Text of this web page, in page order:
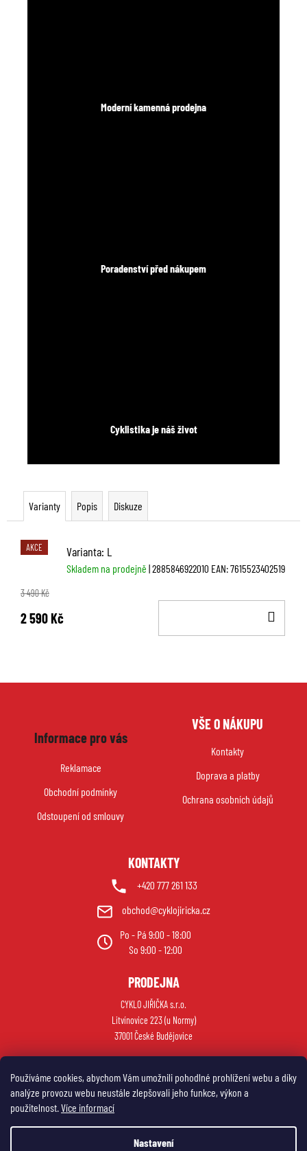
Používáme cookies, abychom Vám umožnili pohodlné prohlížení webu a díky
analýze provozu webu neustále zlepšovali jeho funkce, výkon a
použitelnost.Více informací
Nastavení
Moderní kamenná prodejna
Poradenství před nákupem
Cyklistika je náš život
Varianty Popis Diskuze
AKCE Varianta: L
Skladem na prodejně | 2885846922010 EAN:7615523402519
3 490 Kč
2 590 Kč
Informace pro vás
Reklamace
Obchodní podmínky
Odstoupení od smlouvy
VŠE O NÁKUPU
Kontakty
Doprava a platby
Ochrana osobních údajů
KONTAKTY
+420 777 261 133
obchod@cyklojiricka.cz
Po - Pá 9:00 - 18:00
So 9:00 - 12:00
PRODEJNA
CYKLO JIŘIČKA s.r.o.
Litvínovice 223 (u Normy)
37001 České Budějovice